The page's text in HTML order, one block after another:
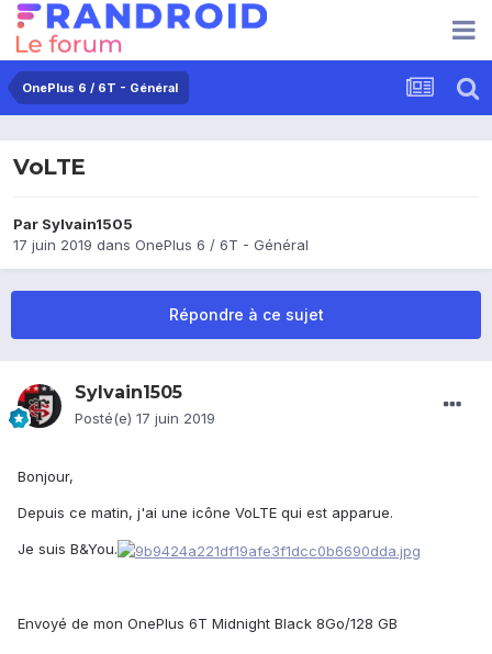
OnePlus 6 / 6T - Général
VoLTE
Par Sylvain1505
17 juin 2019 dans OnePlus 6 / 6T - Général
Répondre à ce sujet
Sylvain1505
Posté(e) 17 juin 2019
Bonjour,
Depuis ce matin, j'ai une icône VoLTE qui est apparue.
Je suis B&You.
Envoyé de mon OnePlus 6T Midnight Black 8Go/128 GB